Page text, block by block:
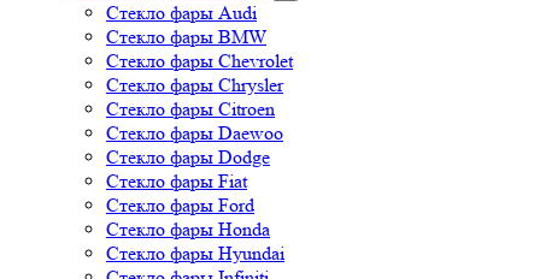
Стекло фары Audi
Стекло фары BMW
Стекло фары Chevrolet
Стекло фары Chrysler
Стекло фары Citroen
Стекло фары Daewoo
Стекло фары Dodge
Стекло фары Fiat
Стекло фары Ford
Стекло фары Honda
Стекло фары Hyundai